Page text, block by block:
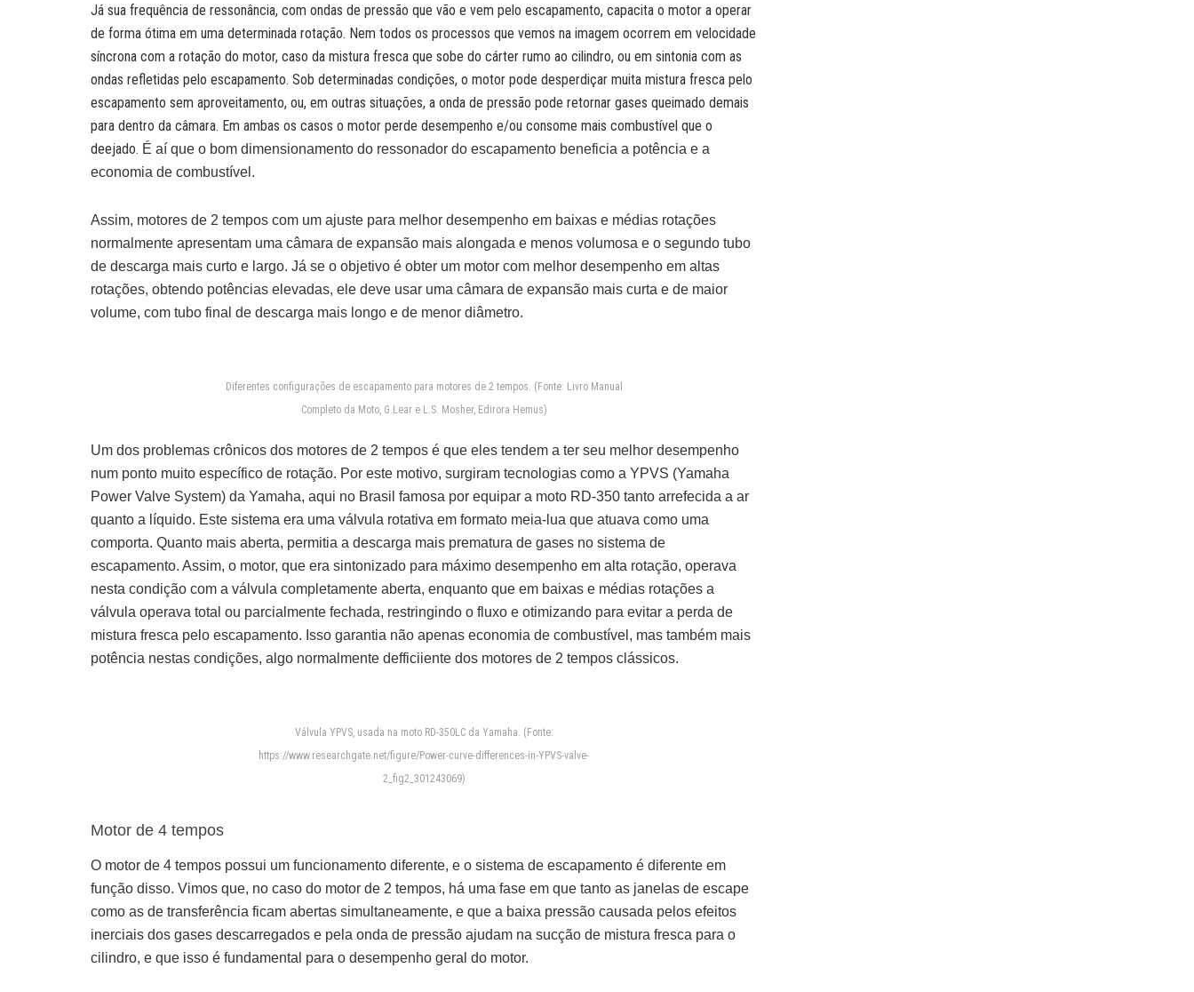
Já sua frequência de ressonância, com ondas de pressão que vão e vem pelo escapamento, capacita o motor a operar
de forma ótima em uma determinada rotação. Nem todos os processos que vemos na imagem ocorrem em velocidade
síncrona com a rotação do motor, caso da mistura fresca que sobe do cárter rumo ao cilindro, ou em sintonia com as
ondas refletidas pelo escapamento. Sob determinadas condições, o motor pode desperdiçar muita mistura fresca pelo
escapamento sem aproveitamento, ou, em outras situações, a onda de pressão pode retornar gases queimado demais
para dentro da câmara. Em ambas os casos o motor perde desempenho e/ou consome mais combustível que o
deejado. É aí que o bom dimensionamento do ressonador do escapamento beneficia a potência e a
economia de combustível.
Assim, motores de 2 tempos com um ajuste para melhor desempenho em baixas e médias rotações
normalmente apresentam uma câmara de expansão mais alongada e menos volumosa e o segundo tubo
de descarga mais curto e largo. Já se o objetivo é obter um motor com melhor desempenho em altas
rotações, obtendo potências elevadas, ele deve usar uma câmara de expansão mais curta e de maior
volume, com tubo final de descarga mais longo e de menor diâmetro.
Diferentes configurações de escapamento para motores de 2 tempos. (Fonte: Livro Manual
Completo da Moto, G.Lear e L.S. Mosher, Edirora Hemus)
Um dos problemas crônicos dos motores de 2 tempos é que eles tendem a ter seu melhor desempenho
num ponto muito específico de rotação. Por este motivo, surgiram tecnologias como a YPVS (Yamaha
Power Valve System) da Yamaha, aqui no Brasil famosa por equipar a moto RD-350 tanto arrefecida a ar
quanto a líquido. Este sistema era uma válvula rotativa em formato meia-lua que atuava como uma
comporta. Quanto mais aberta, permitia a descarga mais prematura de gases no sistema de
escapamento. Assim, o motor, que era sintonizado para máximo desempenho em alta rotação, operava
nesta condição com a válvula completamente aberta, enquanto que em baixas e médias rotações a
válvula operava total ou parcialmente fechada, restringindo o fluxo e otimizando para evitar a perda de
mistura fresca pelo escapamento. Isso garantia não apenas economia de combustível, mas também mais
potência nestas condições, algo normalmente defficiiente dos motores de 2 tempos clássicos.
Válvula YPVS, usada na moto RD-350LC da Yamaha. (Fonte:
https://www.researchgate.net/figure/Power-curve-differences-in-YPVS-valve-
2_fig2_301243069)
Motor de 4 tempos
O motor de 4 tempos possui um funcionamento diferente, e o sistema de escapamento é diferente em
função disso. Vimos que, no caso do motor de 2 tempos, há uma fase em que tanto as janelas de escape
como as de transferência ficam abertas simultaneamente, e que a baixa pressão causada pelos efeitos
inerciais dos gases descarregados e pela onda de pressão ajudam na sucção de mistura fresca para o
cilindro, e que isso é fundamental para o desempenho geral do motor.